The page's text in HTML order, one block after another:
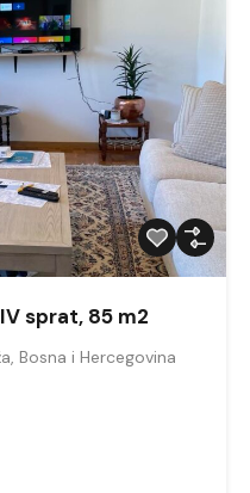
sprat, 85 m2
Bosna i Hercegovina